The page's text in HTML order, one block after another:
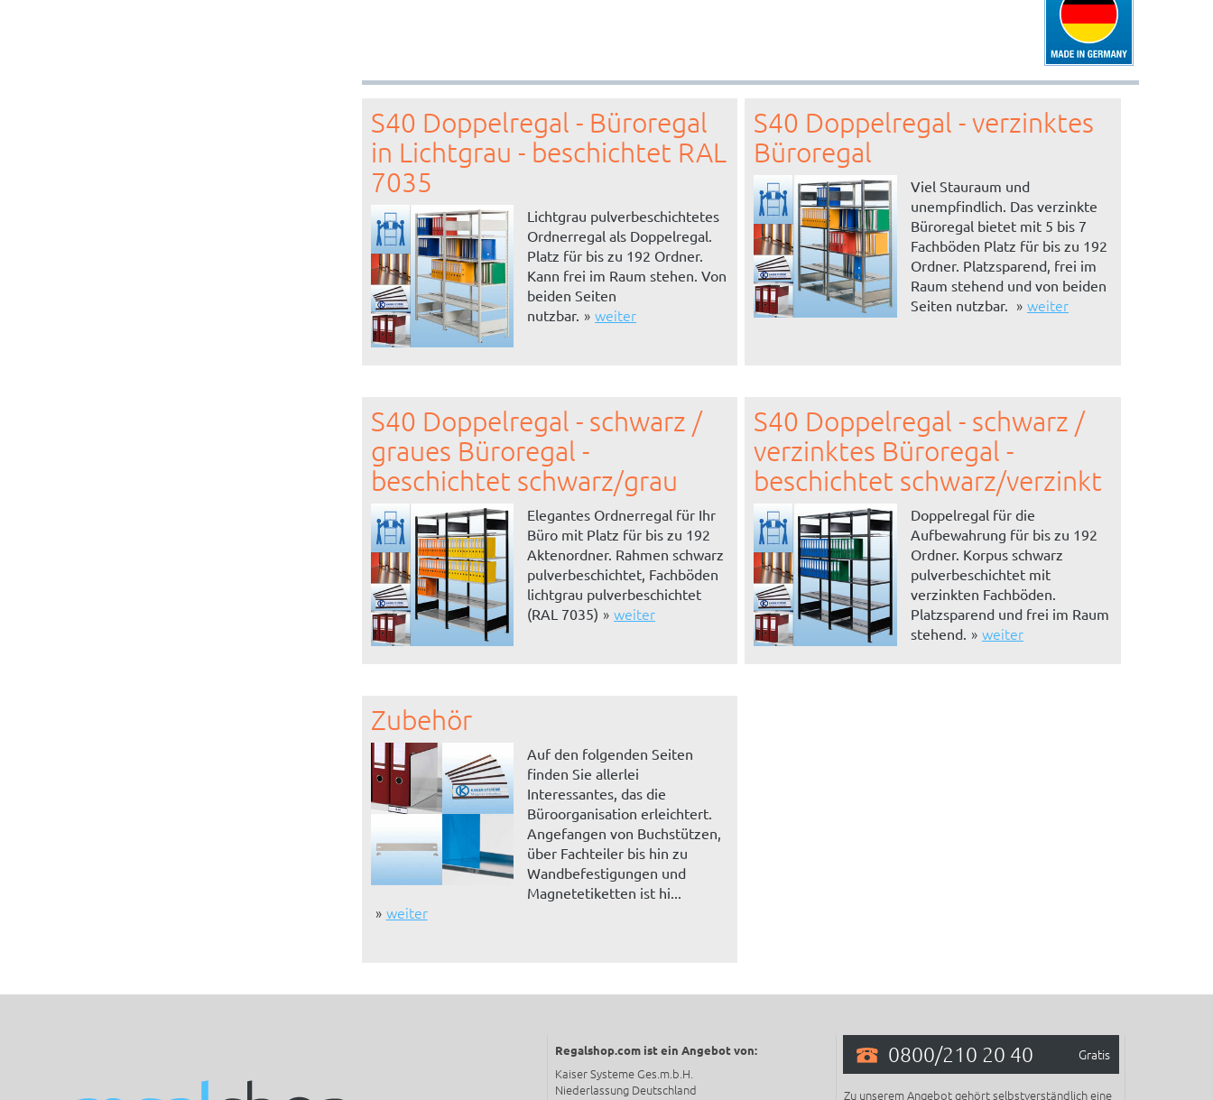
S40 Doppelregal - Büroregal
in Lichtgrau - beschichtet RAL
7035
Lichtgrau pulverbeschichtetes
Ordnerregal als Doppelregal.
Platz für bis zu 192 Ordner.
Kann frei im Raum stehen. Von
beiden Seiten
nutzbar.
weiter
S40 Doppelregal - verzinktes
Büroregal
Viel Stauraum und
unempfindlich. Das verzinkte
Büroregal bietet mit 5 bis 7
Fachböden Platz für bis zu 192
Ordner. Platzsparend, frei im
Raum stehend und von beiden
Seiten nutzbar.
weiter
S40 Doppelregal - schwarz /
graues Büroregal -
beschichtet schwarz/grau
Elegantes Ordnerregal für Ihr
Büro mit Platz für bis zu 192
Aktenordner. Rahmen schwarz
pulverbeschichtet, Fachböden
lichtgrau pulverbeschichtet
(RAL 7035)
weiter
S40 Doppelregal - schwarz /
verzinktes Büroregal -
beschichtet schwarz/verzinkt
Doppelregal für die
Aufbewahrung für bis zu 192
Ordner. Korpus schwarz
pulverbeschichtet mit
verzinkten Fachböden.
Platzsparend und frei im Raum
stehend.
weiter
Zubehör
Auf den folgenden Seiten
finden Sie allerlei
Interessantes, das die
Büroorganisation erleichtert.
Angefangen von Buchstützen,
über Fachteiler bis hin zu
Wandbefestigungen und
Magnetetiketten ist hi...
weiter
Regalshop.com ist ein Angebot von:
Kaiser Systeme Ges.m.b.H.
Niederlassung Deutschland
0800/210 20 40 Gratis
Zu unserem Angebot gehört selbstverständlich eine